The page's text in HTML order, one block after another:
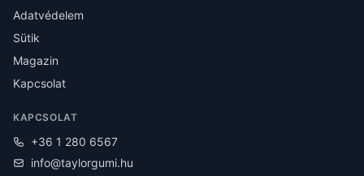
Adatvédelem
Sütik
Magazin
Kapcsolat
KAPCSOLAT
+36 1 280 6567
info@taylorgumi.hu